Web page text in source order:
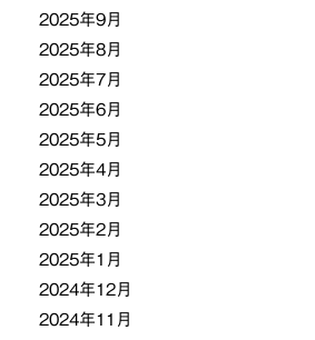
2025年9月
2025年8月
2025年7月
2025年6月
2025年5月
2025年4月
2025年3月
2025年2月
2025年1月
2024年12月
2024年11月